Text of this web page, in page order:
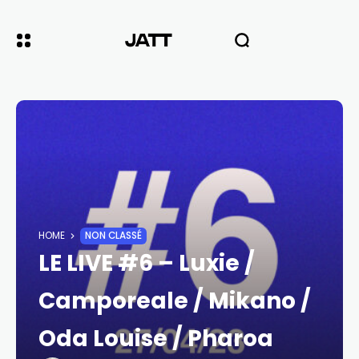
HOME NON CLASSÉ
LE LIVE #6 – Luxie /
Camporeale / Mikano /
Oda Louise / Pharoa